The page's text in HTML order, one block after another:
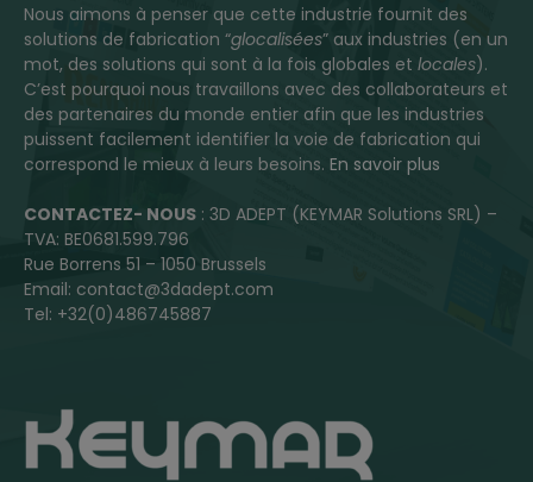
Nous aimons à penser que cette industrie fournit des
solutions de fabrication “glocalisées” aux industries (en un
mot, des solutions qui sont à la fois globales et locales).
C’est pourquoi nous travaillons avec des collaborateurs et
des partenaires du monde entier afin que les industries
puissent facilement identifier la voie de fabrication qui
correspond le mieux à leurs besoins. En savoir plus
CONTACTEZ- NOUS : 3D ADEPT (KEYMAR Solutions SRL) –
TVA: BE0681.599.796
Rue Borrens 51 – 1050 Brussels
Email: contact@3dadept.com
Tel: +32(0)486745887